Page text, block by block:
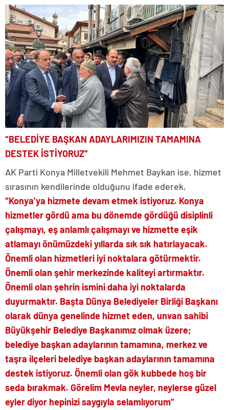
“BELEDİYE BAŞKAN ADAYLARIMIZIN TAMAMINA
DESTEK İSTİYORUZ”
AK Parti Konya Milletvekili Mehmet Baykan ise, hizmet
sırasının kendilerinde olduğunu ifade ederek,
“Konya’ya hizmete devam etmek istiyoruz. Konya
hizmetler gördü ama bu dönemde gördüğü disiplinli
çalışmayı, eş anlamlı çalışmayı ve hizmette eşik
atlamayı önümüzdeki yıllarda sık sık hatırlayacak.
Önemli olan hizmetleri iyi noktalara götürmektir.
Önemli olan şehir merkezinde kaliteyi artırmaktır.
Önemli olan şehrin ismini daha iyi noktalarda
duyurmaktır. Başta Dünya Belediyeler Birliği Başkanı
olarak dünya genelinde hizmet eden, unvan sahibi
Büyükşehir Belediye Başkanımız olmak üzere;
belediye başkan adaylarının tamamına, merkez ve
taşra ilçeleri belediye başkan adaylarının tamamına
destek istiyoruz. Önemli olan gök kubbede hoş bir
seda bırakmak. Görelim Mevla neyler, neylerse güzel
eyler diyor hepinizi saygıyla selamlıyorum”